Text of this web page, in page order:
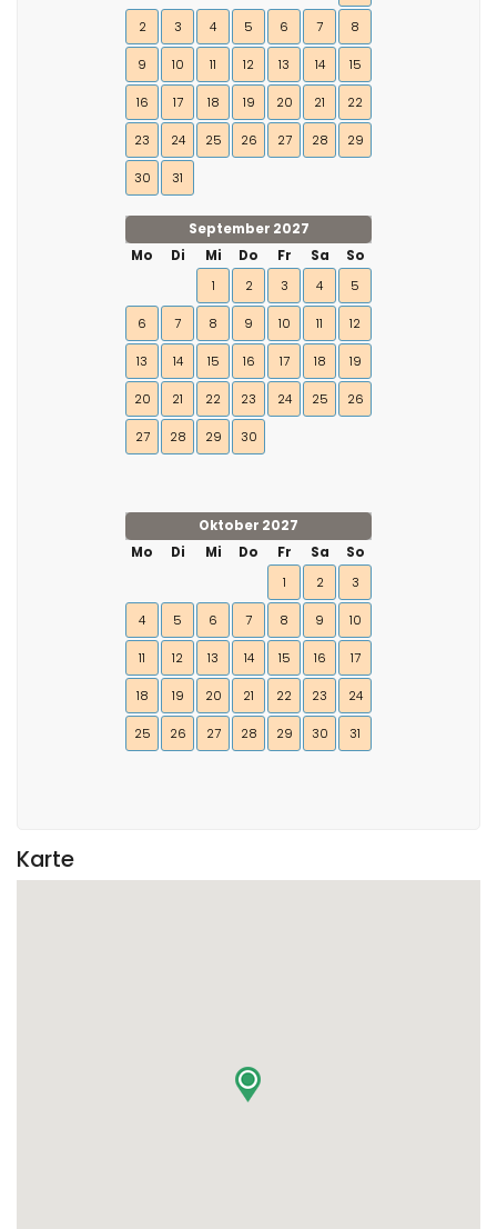
2 3 4 5 6 7 8
9 10 11 12 13 14 15
16 17 18 19 20 21 22
23 24 25 26 27 28 29
30 31
September 2027
Mo
Di Mi Do Fr Sa
So
1
2 3 4 5
6 7 8 9 10 11 12
13 14 15 16 17 18 19
20 21 22 23 24 25 26
27 28 29 30
Oktober 2027
Mo
Di Mi Do Fr Sa
So
1
2 3
4 5 6 7 8 9 10
11 12 13 14 15 16 17
18 19 20 21 22 23 24
25 26 27 28 29 30 31
Karte